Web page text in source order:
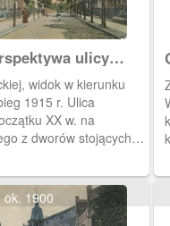
ulicy
widok w kierunku
1915 r. Ulica
XX w. na
z dworów stojących
ok. 1900